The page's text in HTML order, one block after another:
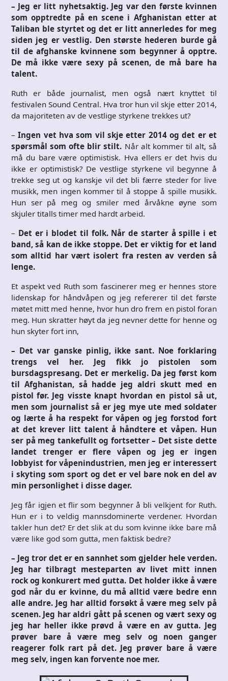
– Jeg er litt nyhetsaktig. Jeg var den første kvinnen
som opptredte på en scene i Afghanistan etter at
Taliban ble styrtet og det er litt annerledes for meg
siden jeg er vestlig. Den største hederen burde gå
til de afghanske kvinnene som begynner å opptre.
De må ikke være sexy på scenen, de må bare ha
talent.
Ruth er både journalist, men også nært knyttet til
festivalen Sound Central. Hva tror hun vil skje etter 2014,
da majoriteten av de vestlige styrkene trekkes ut?
–Ingen vet hva som vil skje etter 2014 og det er et
spørsmål som ofte blir stilt. Når alt kommer til alt, så
må du bare være optimistisk. Hva ellers er det hvis du
ikke er optimistisk? De vestlige styrkene vil begynne å
trekke seg ut og kanskje vil det bli færre steder for live
musikk, men ingen kommer til å stoppe å spille musikk.
Hun ser på meg og smiler med årvåkne øyne som
skjuler titalls timer med hardt arbeid.
– Det er i blodet til folk. Når de starter å spille i et
band, så kan de ikke stoppe. Det er viktig for et land
som alltid har vært isolert fra resten av verden så
lenge.
Et aspekt ved Ruth som fascinerer meg er hennes store
lidenskap for håndvåpen og jeg refererer til det første
møtet mitt med henne, hvor hun dro frem en pistol foran
meg. Hun skratter høyt da jeg nevner dette for henne og
hun skyter fort inn,
– Det var ganske pinlig, ikke sant. Noe forklaring
trengs vel her. Jeg fikk jo pistolen som
bursdagspresang. Det er merkelig. Da jeg først kom
til Afghanistan, så hadde jeg aldri skutt med en
pistol før. Jeg visste knapt hvordan en pistol så ut,
men som journalist så er jeg mye ute med soldater
og lærte å ha respekt for våpen og jeg forstod fort
at det krever litt talent å håndtere et våpen. Hun
ser på meg tankefullt og fortsetter – Det siste dette
landet trenger er flere våpen og jeg er ingen
lobbyist for våpenindustrien, men jeg er interessert
i skyting som sport og det er vel bare nok en del av
min personlighet i disse dager.
Jeg får igjen et flir som begynner å bli velkjent for Ruth.
Hun er i to veldig mannsdominerte verdener. Hvordan
takler hun det? Er det slik at du som kvinne ikke bare må
være like god som gutta, men faktisk bedre?
– Jeg tror det er en sannhet som gjelder hele verden.
Jeg har tilbragt mesteparten av livet mitt innen
rock og konkurert med gutta. Det holder ikke å være
god når du er kvinne, du må alltid være bedre enn
alle andre. Jeg har alltid forsøkt å være meg selv på
scenen. Jeg har aldri gått på scenen og vært sexy og
jeg har heller ikke prøvd å være en av gutta. Jeg
prøver bare å være meg selv og noen ganger
reagerer folk rart på det. Jeg prøver bare å være
meg selv, ingen kan forvente noe mer.